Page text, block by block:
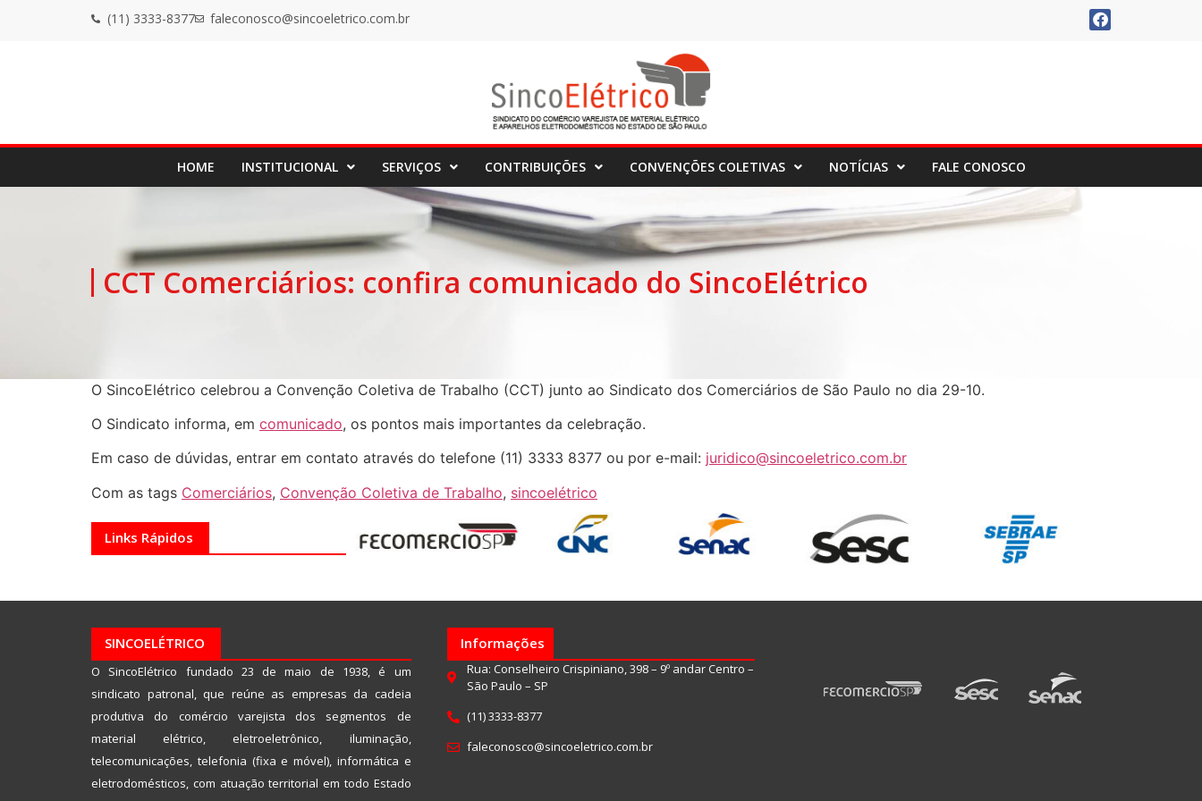
(11) 3333-8377 faleconosco@sincoeletrico.com.br
HOME INSTITUCIONAL SERVIÇOS CONTRIBUIÇÕES CONVENÇÕES COLETIVAS NOTÍCIAS FALE CONOSCO
CCT Comerciários: confira comunicado do SincoElétrico
O SincoElétrico celebrou a Convenção Coletiva de Trabalho (CCT) junto ao Sindicato dos Comerciários de São Paulo no dia 29-10.
O Sindicato informa, em comunicado, os pontos mais importantes da celebração.
Em caso de dúvidas, entrar em contato através do telefone (11) 3333 8377 ou por e-mail: juridico@sincoeletrico.com.br
Com as tags Comerciários, Convenção Coletiva de Trabalho, sincoelétrico
Links Rápidos
SINCOELÉTRICO
O SincoElétrico fundado 23 de maio de 1938, é um
sindicato patronal, que reúne as empresas da cadeia
produtiva do comércio varejista dos segmentos de
material elétrico, eletroeletrônico, iluminação,
telecomunicações, telefonia (fixa e móvel), informática e
eletrodomésticos, com atuação territorial em todo Estado
Informações
Rua: Conselheiro Crispiniano, 398 – 9º andar Centro –
São Paulo – SP
(11) 3333-8377
faleconosco@sincoeletrico.com.br